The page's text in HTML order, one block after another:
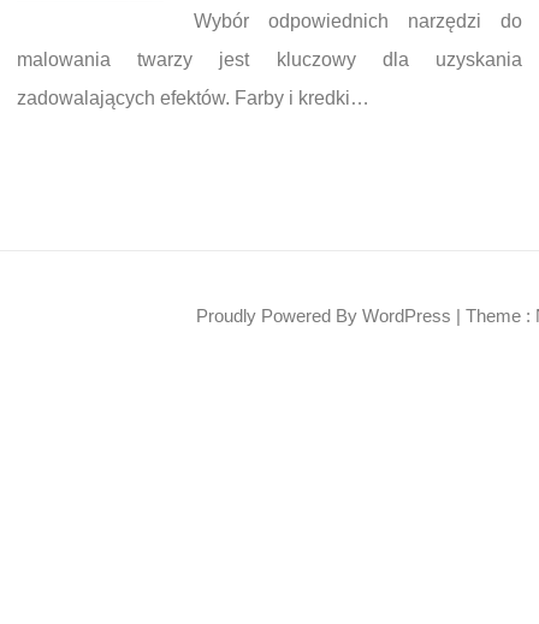
Wybór odpowiednich narzędzi do
malowania twarzy jest kluczowy dla uzyskania
zadowalających efektów. Farby i kredki…
Proudly Powered By WordPress | Theme :